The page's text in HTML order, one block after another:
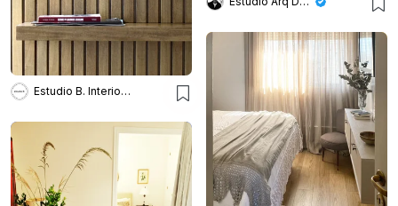
Estudio B. Interiorismo